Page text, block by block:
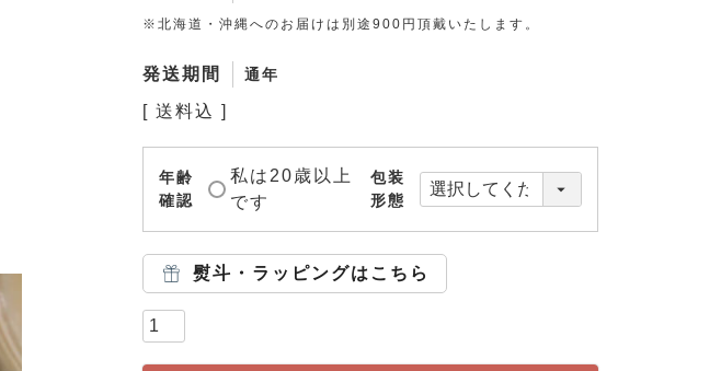
※北海道・沖縄へのお届けは別途900円頂戴いたします。
発送期間 通年
送料込
年齢
確認
私は20歳以上
です
包装
形態
熨斗・ラッピングはこちら